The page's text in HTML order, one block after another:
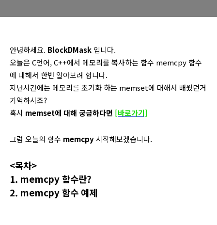
안녕하세요. BlockDMask 입니다.
오늘은 C언어, C++에서 메모리를 복사하는 함수 memcpy 함수
에 대해서 한번 알아보려 합니다.
지난시간에는 메모리를 초기화 하는 memset에 대해서 배웠던거
기억하시죠?
혹시 memset에 대해 궁금하다면 [바로가기]
그럼 오늘의 함수 memcpy시작해보겠습니다.
<목차>
1. memcpy 함수란?
2. memcpy 함수 예제